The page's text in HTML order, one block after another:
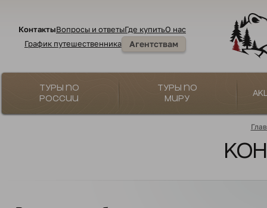
КонтактыВопросы и ответыГде купитьО нас
График путешественника
Агентствам
Туры по
России
Туры по
миру